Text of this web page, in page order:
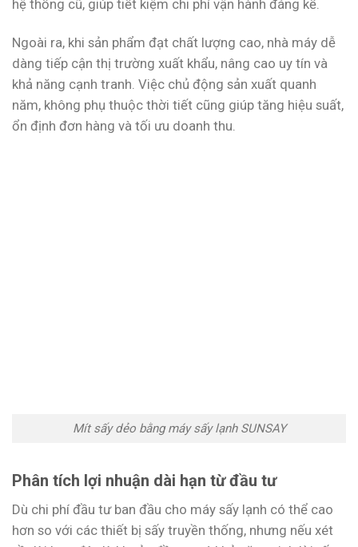
hệ thống cũ, giúp tiết kiệm chi phí vận hành đáng kể.
Ngoài ra, khi sản phẩm đạt chất lượng cao, nhà máy dễ
dàng tiếp cận thị trường xuất khẩu, nâng cao uy tín và
khả năng cạnh tranh. Việc chủ động sản xuất quanh
năm, không phụ thuộc thời tiết cũng giúp tăng hiệu suất,
ổn định đơn hàng và tối ưu doanh thu.
Mít sấy dẻo bằng máy sấy lạnh SUNSAY
Phân tích lợi nhuận dài hạn từ đầu tư
Dù chi phí đầu tư ban đầu cho máy sấy lạnh có thể cao
hơn so với các thiết bị sấy truyền thống, nhưng nếu xét